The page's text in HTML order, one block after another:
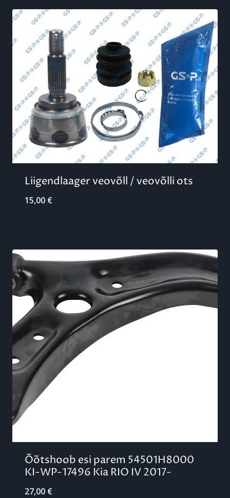
Liigendlaager veovõll / veovõlli ots
15,00 €
Õõtshoob esi parem 54501H8000
KI-WP-17496 Kia RIO IV 2017-
27,00 €